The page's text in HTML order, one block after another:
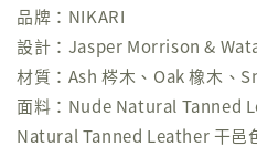
品牌：NIKARI
設計：Jasper Morrison &
材質：Ash 梣木、Oak 橡木、
面料：Nude Natural Tanned
Natural Tanned Leather 干邑